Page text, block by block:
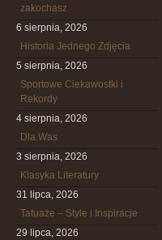
zakochasz
6 sierpnia, 2026
Historia Jednego Zdjęcia
5 sierpnia, 2026
Sportowe Ciekawostki i
Rekordy
4 sierpnia, 2026
Dla Was
3 sierpnia, 2026
Klasyka Literatury
31 lipca, 2026
Tatuaże – Style i Inspiracje
29 lipca, 2026